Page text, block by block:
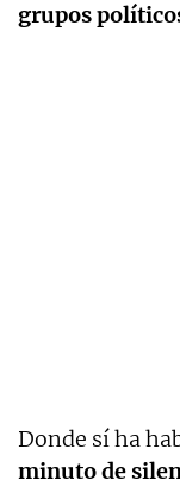
grupos
Donde sí ha
minuto de